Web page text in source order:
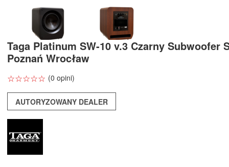
Taga Platinum SW-10 v.3 Czarny Subwoofer
Poznań Wrocław
☆☆☆☆☆
★★★★★ (0 opini)
AUTORYZOWANY DEALER